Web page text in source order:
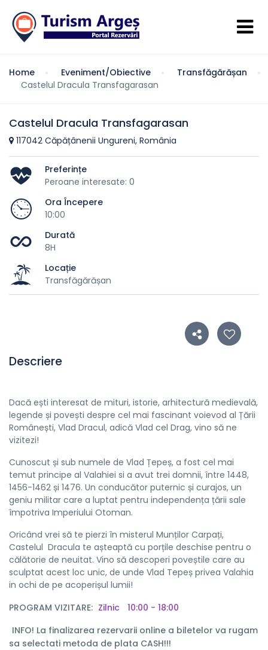
Home Eveniment/Obiective
Transfăgărășan
Castelul Dracula Transfagarasan
Castelul Dracula Transfagarasan
117042 Căpățânenii Ungureni, România
Preferințe
Peroane interesate: 0
Ora Începere
10:00
Durată
8H
Locație
Transfăgărășan
Descriere
Dacă ești interesat de mituri, istorie, arhitectură medievală,
legende și povești despre cel mai fascinant voievod al Țării
Românești, Vlad Dracul, adică Vlad cel Drag, vino să ne
vizitezi!
Cunoscut și sub numele de Vlad Țepeș, a fost cel mai
temut principe al Valahiei si a avut trei domnii, între 1448,
1456-1462 și 1476. Un conducător puternic și curajos, un
geniu militar care a luptat pentru independența țării sale
împotriva Imperiului Otoman.
Oricând vrei să te pierzi în misterul Munților Carpați,
Castelul Dracula te așteaptă cu porțile deschise pentru o
călătorie de neuitat. Vino să descoperi poveștile care au
sculptat acest loc unic, de unde Vlad Tepeș privea Valahia
in ochi de pe acoperișul lumii!
PROGRAM VIZITARE: Zilnic
10:00 - 18:00
INFO! La finalizarea rezervarii online a biletelor va rugam
sa selectati metoda de plata CASH!!!